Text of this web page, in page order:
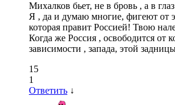
Михалков бьет, не в бровь , а в
Я , да и думаю многие, фигеют от
которая правит Россией! Твою
Когда же Россия , освободится от
зависимости , запада, этой
15
1
Ответить ↓